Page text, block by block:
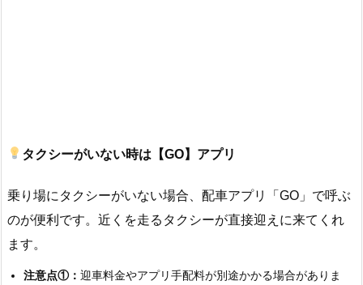
タクシーがいない時は【GO】アプリ
乗り場にタクシーがいない場合、配車アプリ「GO」で呼ぶ
のが便利です。近くを走るタクシーが直接迎えに来てくれ
ます。
注意点①： 迎車料金やアプリ手配料が別途かかる場合がありま